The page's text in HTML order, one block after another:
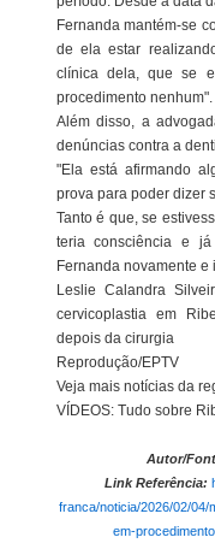
Fernanda mantém-se
de ela estar
clínica dela, que se
procedimento nenhum".
Além disso, a
denúncias contra a
"Ela está afirmando
prova para poder dizer
Tanto é que, se
teria consciência e
Fernanda novamente e
Leslie Calandra
cervicoplastia em
depois da cirurgia
Reprodução/EPTV
Veja mais notícias da
VÍDEOS: Tudo sobre
Autor/
Link Referência:
franca/noticia/2026/02/
em-